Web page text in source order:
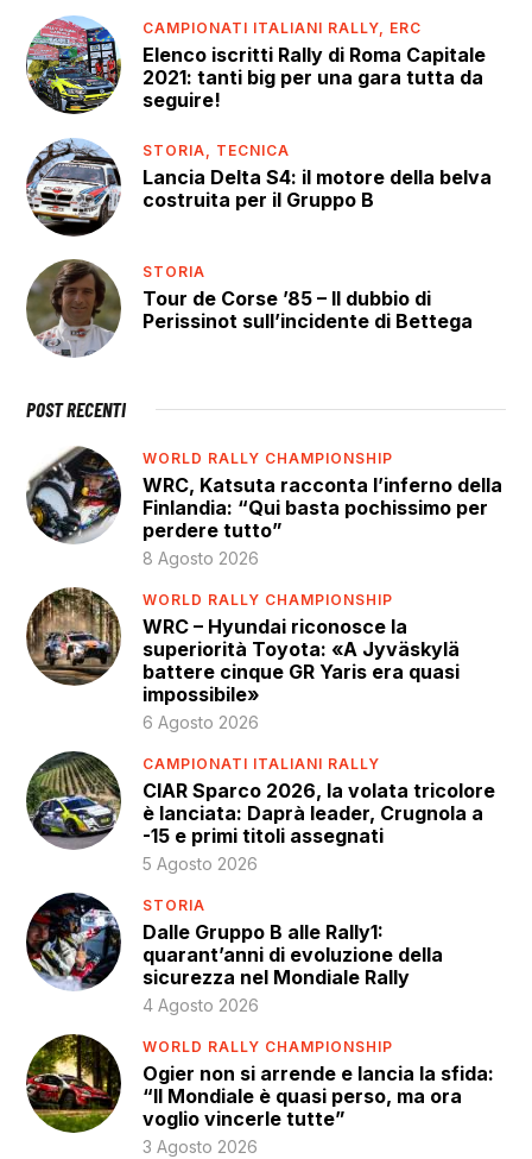
CAMPIONATI ITALIANI RALLY, ERC
Elenco iscritti Rally di Roma Capitale
2021: tanti big per una gara tutta da
seguire!
STORIA, TECNICA
Lancia Delta S4: il motore della belva
costruita per il Gruppo B
STORIA
Tour de Corse ’85 – Il dubbio di
Perissinot sull’incidente di Bettega
POST RECENTI
WORLD RALLY CHAMPIONSHIP
WRC, Katsuta racconta l’inferno della
Finlandia: “Qui basta pochissimo per
perdere tutto”
8 Agosto 2026
WORLD RALLY CHAMPIONSHIP
WRC – Hyundai riconosce la
superiorità Toyota: «A Jyväskylä
battere cinque GR Yaris era quasi
impossibile»
6 Agosto 2026
CAMPIONATI ITALIANI RALLY
CIAR Sparco 2026, la volata tricolore
è lanciata: Daprà leader, Crugnola a
-15 e primi titoli assegnati
5 Agosto 2026
STORIA
Dalle Gruppo B alle Rally1:
quarant’anni di evoluzione della
sicurezza nel Mondiale Rally
4 Agosto 2026
WORLD RALLY CHAMPIONSHIP
Ogier non si arrende e lancia la sfida:
“Il Mondiale è quasi perso, ma ora
voglio vincerle tutte”
3 Agosto 2026